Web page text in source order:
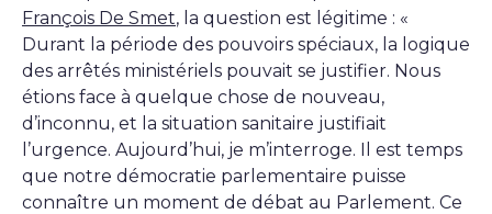
François De Smet, la question est légitime : «
Durant la période des pouvoirs spéciaux, la logique
des arrêtés ministériels pouvait se justifier. Nous
étions face à quelque chose de nouveau,
d’inconnu, et la situation sanitaire justifiait
l’urgence. Aujourd’hui, je m’interroge. Il est temps
que notre démocratie parlementaire puisse
connaître un moment de débat au Parlement. Ce